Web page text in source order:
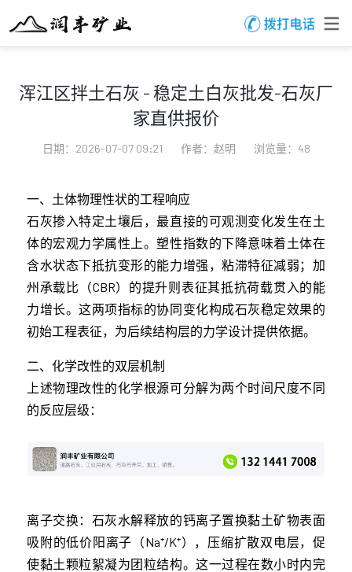
浑江区拌土石灰 - 稳定土白灰批发-石灰厂
家直供报价
日期：2026-07-07 09:21 作者：赵明 浏览量：48
一、土体物理性状的工程响应
石灰掺入特定土壤后，最直接的可观测变化发生在土
体的宏观力学属性上。塑性指数的下降意味着土体在
含水状态下抵抗变形的能力增强，粘滞特征减弱；加
州承载比（CBR）的提升则表征其抵抗荷载贯入的能
力增长。这两项指标的协同变化构成石灰稳定效果的
初始工程表征，为后续结构层的力学设计提供依据。
二、化学改性的双层机制
上述物理改性的化学根源可分解为两个时间尺度不同
的反应层级：
离子交换：石灰水解释放的钙离子置换黏土矿物表面
吸附的低价阳离子（Na⁺/K⁺），压缩扩散双电层，促
使黏土颗粒絮凝为团粒结构。这一过程在数小时内完